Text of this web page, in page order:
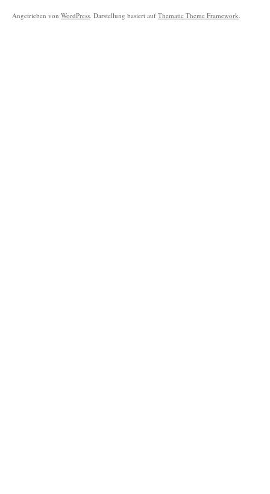
Angetrieben von WordPress. Darstellung basiert auf Thematic Theme Framework.